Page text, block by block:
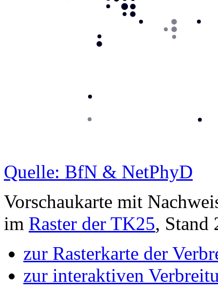
Quelle: BfN & NetPhyD
Vorschaukarte mit
im Raster der TK25, Stand
zur Rasterkarte der
zur interaktiven